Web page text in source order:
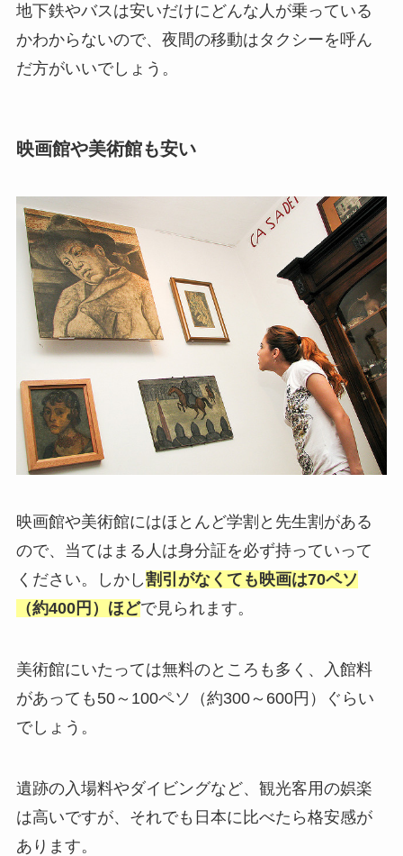
地下鉄やバスは安いだけにどんな人が乗っている
かわからないので、夜間の移動はタクシーを呼ん
だ方がいいでしょう。
映画館や美術館も安い
映画館や美術館にはほとんど学割と先生割がある
ので、当てはまる人は身分証を必ず持っていって
ください。しかし割引がなくても映画は70ペソ
（約400円）ほどで見られます。
美術館にいたっては無料のところも多く、入館料
があっても50～100ペソ（約300～600円）ぐらい
でしょう。
遺跡の入場料やダイビングなど、観光客用の娯楽
は高いですが、それでも日本に比べたら格安感が
あります。